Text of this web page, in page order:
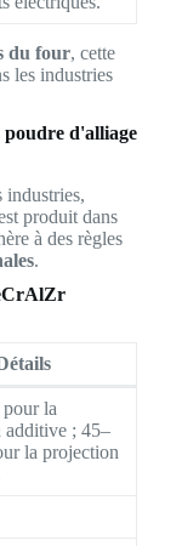
du four, cette
les industries
poudre d'alliage
industries,
produit dans
à des règles
.
la
additive ; 45–
la projection